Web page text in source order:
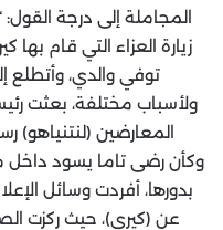
المجاملة إلى درجة
زيارة العزاء التي قام
توفي والدي، وأتطلع
ولأسباب مختلفة، بعثت
المعارضين (لنتنياهو)
وكأن رضى تاما يسود داخل
بدورها، أفردت وسائل
عن (كيري)، حيث ركزت